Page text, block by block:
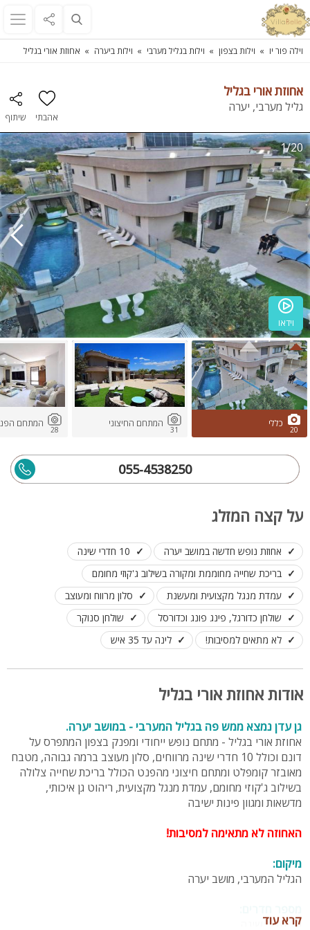
וילה פור יו וילות בצפון וילות בגליל מערבי וילות ביערה אחוזת אורי בגליל
אחוזת אורי בגליל
גליל מערבי, יערה
אהבתי שיתוף
וידאו
1/20
20
כללי
31
המתחם החיצוני
28
המתחם
055-4538250
על קצה המזלג
אחוזת נופש חדשה במושב יערה
10 חדרי שינה
בריכת שחייה מחוממת ומקורה בשילוב ג'קוזי מחומם
עמדת מנגל מקצועית ומעשנת
סלון מרווח ומעוצב
שולחן כדורגל, פינג פונג וכדורסל
שולחן סנוקר
לא מתאים למסיבות!
לינה עד 35 איש
אודות אחוזת אורי בגליל
גן עדן נמצא ממש פה בגליל המערבי - במושב יערה.
אחוזת אורי בגליל - מתחם נופש ייחודי ומפנק בצפון המתפרס על
דונם וכולל 10 חדרי שינה מרווחים, סלון מעוצב ברמה גבוהה, מטבח
מאובזר קומפלט ומתחם חיצוני מהפנט הכולל בריכת שחייה צלולה
בשילוב ג'קוזי מחומם, עמדת מנגל מקצועית, ריהוט גן איכותי,
מדשאות ומגוון פינות ישיבה
האחוזה לא מתאימה למסיבות!
מיקום:
הגליל המערבי, מושב יערה
10 חדרי שינה
קרא עוד